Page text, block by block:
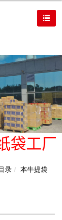
袋工厂
录 本牛提袋